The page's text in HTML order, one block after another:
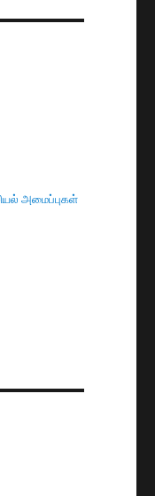
அமைப்புகள்